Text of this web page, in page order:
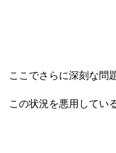
ここでさらに深刻な問
この状況を悪用してい